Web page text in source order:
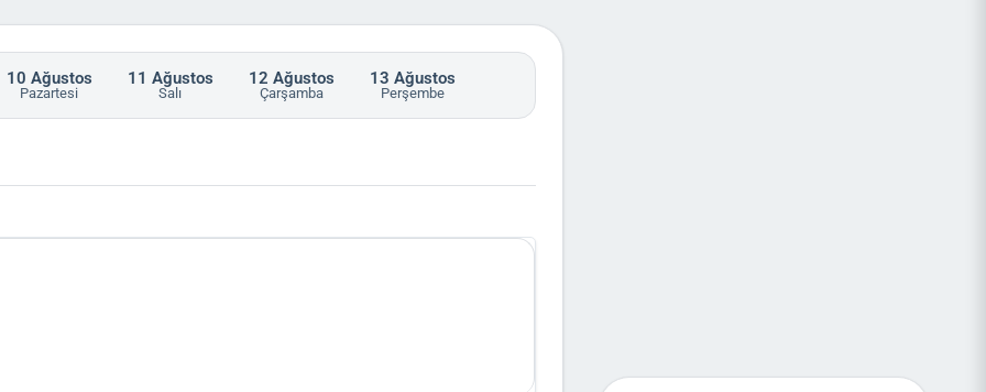
10 Ağustos
Pazartesi
11 Ağustos
Salı
12 Ağustos
Çarşamba
13 Ağustos
Perşembe